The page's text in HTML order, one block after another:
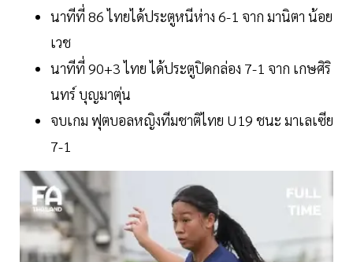
นาทีที่ 86 ไทยได้ประตูหนีห่าง 6-1 จาก มานิตา น้อย
เวช
นาทีที่ 90+3 ไทย ได้ประตูปิดกล่อง 7-1 จาก เกษศิริ
นทร์ บุญมาตุ่น
จบเกม ฟุตบอลหญิงทีมชาติไทย U19 ชนะ มาเลเซีย
7-1